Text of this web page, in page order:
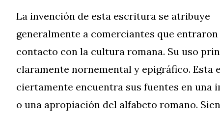
La invención de esta escritura se atribuye
generalmente a comerciantes que entraron
contacto con la cultura romana. Su uso
claramente nornemental y epigráfico. Esta
ciertamente encuentra sus fuentes en una
o una apropiación del alfabeto romano.